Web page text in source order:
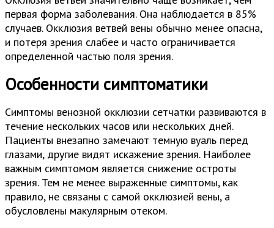
первая форма заболевания. Она наблюдается в 85%
случаев. Окклюзия ветвей вены обычно менее опасна,
и потеря зрения слабее и часто ограничивается
определенной частью поля зрения.
Особенности симптоматики
Симптомы венозной окклюзии сетчатки развиваются в
течение нескольких часов или нескольких дней.
Пациенты внезапно замечают темную вуаль перед
глазами, другие видят искажение зрения. Наиболее
важным симптомом является снижение остроты
зрения. Тем не менее выраженные симптомы, как
правило, не связаны с самой окклюзией вены, а
обусловлены макулярным отеком.